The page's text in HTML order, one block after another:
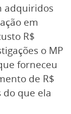
adquiridos
em
R$
o MP
forneceu
de R$
do que ela